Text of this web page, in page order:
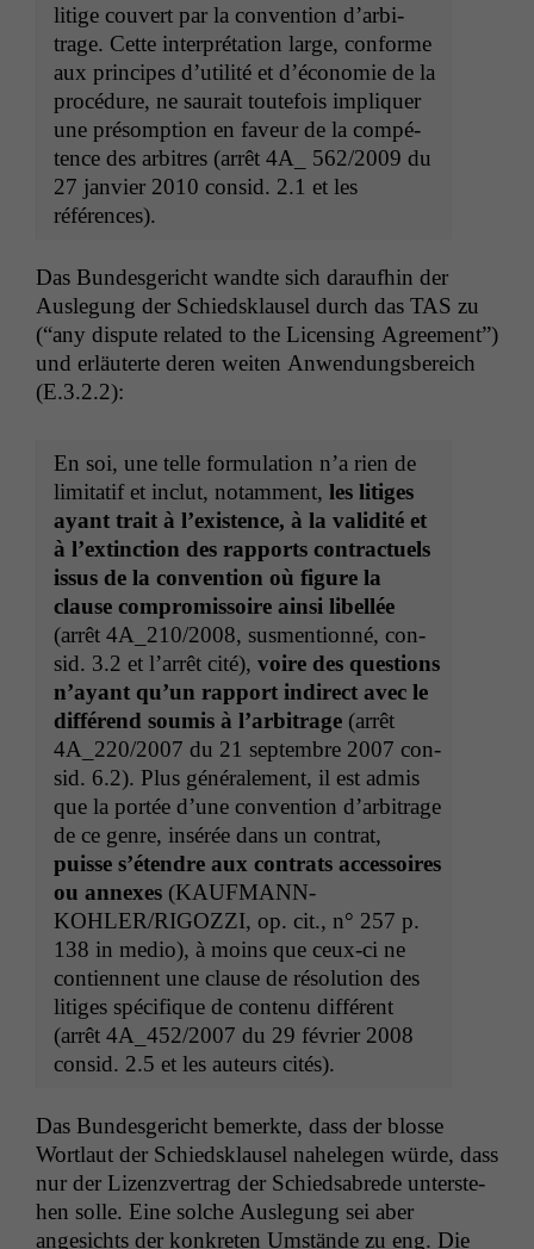
lit­ige cou­vert par la con­ven­tion d’ar­bi­
trage. Cette inter­pré­ta­tion large, con­forme
aux principes d’u­til­ité et d’é­conomie de la
procé­dure, ne saurait toute­fois impli­quer
une pré­somp­tion en faveur de la com­pé­
tence des arbi­tres (arrêt 4A_
562/2009 du
27 jan­vi­er 2010 con­sid. 2.1 et les
références).
Das Bun­des­gericht wandte sich daraufhin der
Ausle­gung der Schied­sklausel durch das TAS zu
(“any dis­pute relat­ed to the Licens­ing Agree­ment”)
und erläuterte deren weit­en Anwen­dungs­bere­ich
(E.3.2.2):
En soi, une telle for­mu­la­tion n’a rien de
lim­i­tatif et inclut, notam­ment, les lit­iges
ayant trait à l’ex­is­tence, à la valid­ité et
à l’ex­tinc­tion des rap­ports con­tractuels
issus de la con­ven­tion où fig­ure la
clause com­pro­mis­soire ain­si libel­lée
(arrêt 4A_210/2008, sus­men­tion­né, con­
sid. 3.2 et l’ar­rêt cité), voire des ques­tions
n’ayant qu’un rap­port indi­rect avec le
dif­férend soumis à l’ar­bi­trage (arrêt
4A_220/2007 du 21 sep­tem­bre 2007 con­
sid. 6.2). Plus générale­ment, il est admis
que la portée d’une con­ven­tion d’ar­bi­trage
de ce genre, insérée dans un con­trat,
puisse s’é­ten­dre aux con­trats acces­soires
ou annex­es (KAUFMANN-
KOHLER/RIGOZZI, op. cit., n° 257 p.
138 in medio), à moins que ceux-ci ne
con­ti­en­nent une clause de réso­lu­tion des
lit­iges spé­ci­fique de con­tenu dif­férent
(arrêt 4A_452/2007 du 29 févri­er 2008
con­sid. 2.5 et les auteurs cités).
Das Bun­des­gericht bemerk­te, dass der blosse
Wort­laut der Schied­sklausel nahele­gen würde, dass
nur der Lizen­zver­trag der Schiedsabrede unter­ste­
hen solle. Eine solche Ausle­gung sei aber
angesichts der konkreten Umstände zu eng. Die